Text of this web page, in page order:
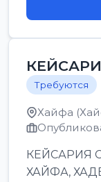
Требуются
Хайфа
КЕЙСАРИЯ
ХАЙФА,